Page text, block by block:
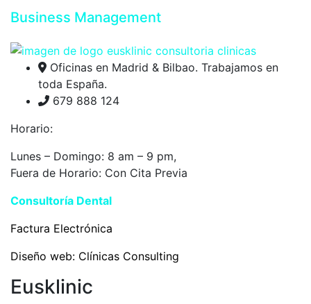
Business Management
Oficinas en Madrid & Bilbao. Trabajamos en
toda España.
679 888 124
Horario:
Lunes – Domingo: 8 am – 9 pm,
Fuera de Horario: Con Cita Previa
Consultoría Dental
Factura Electrónica
Diseño web: Clínicas Consulting
Eusklinic